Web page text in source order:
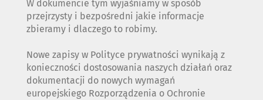
W dokumencie tym wyjaśniamy w sposób
przejrzysty i bezpośredni jakie informacje
zbieramy i dlaczego to robimy.
Nowe zapisy w Polityce prywatności wynikają z
konieczności dostosowania naszych działań oraz
dokumentacji do nowych wymagań
europejskiego Rozporządzenia o Ochronie